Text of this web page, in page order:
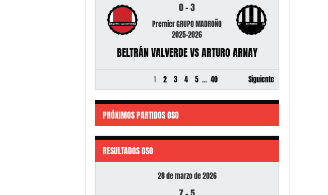
0-3
Premier GRUPO MADROÑO
2025-2026
BELTRÁN VALVERDE VS ARTURO ARNAY
1 2 3 4 5 … 40 Siguiente
PRÓXIMOS PARTIDOS OSO
RESULTADOS OSO
28 de marzo de 2026